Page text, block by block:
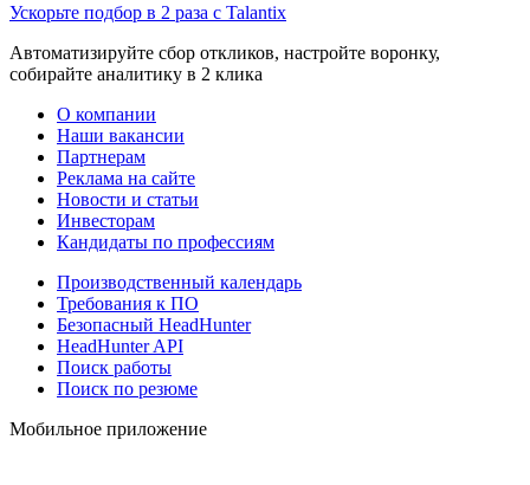
Ускорьте подбор в 2 раза с Talantix
Автоматизируйте сбор откликов, настройте воронку,
собирайте аналитику в 2 клика
О компании
Наши вакансии
Партнерам
Реклама на сайте
Новости и статьи
Инвесторам
Кандидаты по профессиям
Производственный календарь
Требования к ПО
Безопасный HeadHunter
HeadHunter API
Поиск работы
Поиск по резюме
Мобильное приложение